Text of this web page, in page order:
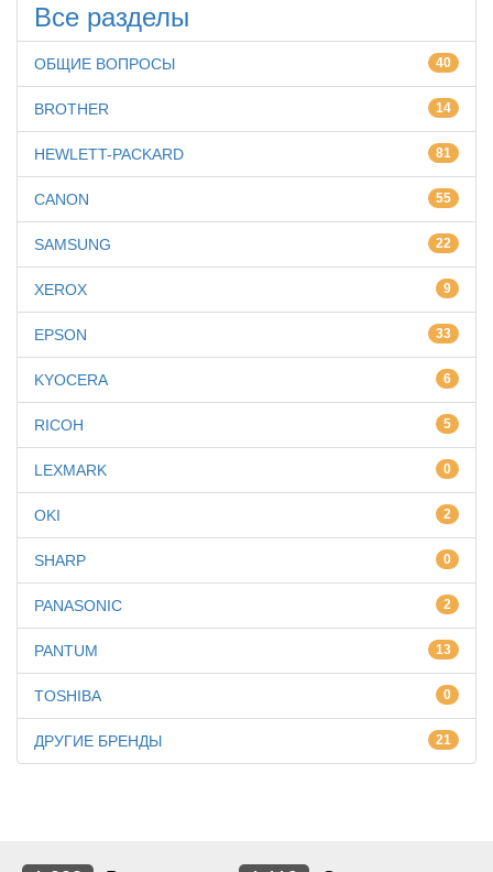
Все разделы
ОБЩИЕ ВОПРОСЫ 40
BROTHER 14
HEWLETT-PACKARD 81
CANON 55
SAMSUNG 22
XEROX 9
EPSON 33
KYOCERA 6
RICOH 5
LEXMARK 0
OKI 2
SHARP 0
PANASONIC 2
PANTUM 13
TOSHIBA 0
ДРУГИЕ БРЕНДЫ 21